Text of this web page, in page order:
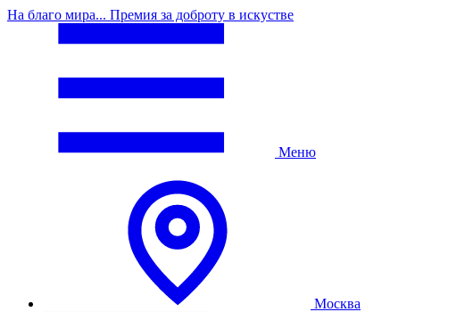
На благо мира... Премия за доброту в искустве
Меню
Москва